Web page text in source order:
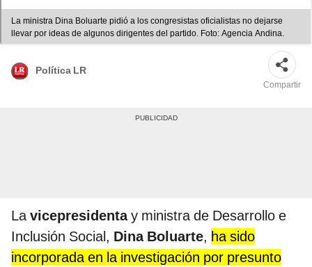
La ministra Dina Boluarte pidió a los congresistas oficialistas no dejarse
llevar por ideas de algunos dirigentes del partido. Foto: Agencia Andina.
Política LR
Compartir
Lavicepresidentay ministra de Desarrollo e
Inclusión Social, Dina Boluarte, ha sido
incorporada en la investigación por presunto